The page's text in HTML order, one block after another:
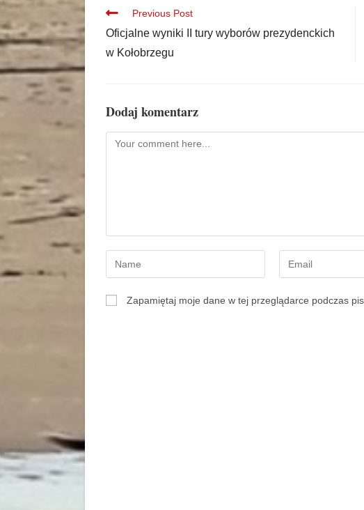
Previous Post
Oficjalne wyniki II tury wyborów prezydenckich
w Kołobrzegu
Dodaj komentarz
Zapamiętaj moje dane w tej przeglądarce podczas